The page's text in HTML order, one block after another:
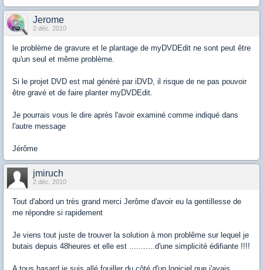
Jerome
2 déc. 2010
le problème de gravure et le plantage de myDVDEdit ne sont peut être
qu'un seul et même problème.
Si le projet DVD est mal généré par iDVD, il risque de ne pas pouvoir
être gravé et de faire planter myDVDEdit.
Je pourrais vous le dire après l'avoir examiné comme indiqué dans
l'autre message
Jérôme
jmiruch
2 déc. 2010
Tout d'abord un très grand merci Jerôme d'avoir eu la gentillesse de
me répondre si rapidement
Je viens tout juste de trouver la solution à mon problême sur lequel je
butais depuis 48heures et elle est ...........d'une simplicité édifiante !!!!